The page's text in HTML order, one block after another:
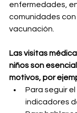
enfermedades,
comunidades
vacunación.
Las visitas
niños son
motivos, por
Para seguir
indicadores